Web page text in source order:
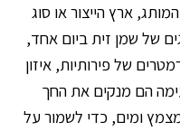
ארץ הייצור או סוג
של שמן זית ביום אחד,
של פירותיות, איזון
הם מנקים את החך
ומים, כדי לשמור על